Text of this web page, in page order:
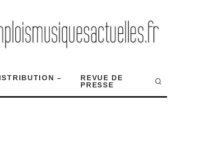
–
REVUE DE
PRESSE